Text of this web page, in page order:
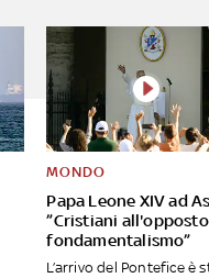
Papa Leone XIV ad
”Cristiani
fondamentalismo”
MONDO
L’arrivo del Pontefice è